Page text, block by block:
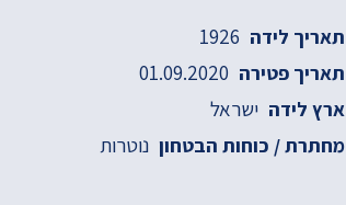
תאריך לידה
תאריך פטירה
ארץ לידה ישראל
מחתרת / כוחות הבטחון נוטרות